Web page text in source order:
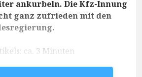
ankurbeln. Die Kfz-Innung
ganz zufrieden mit den
ca. 3 Minuten